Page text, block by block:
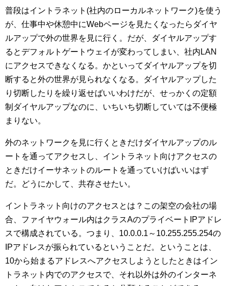
普段はイントラネット(社内のローカルネットワーク)を使う
が、仕事中や休憩中にWebページを見たくなったらダイヤ
ルアップで外の世界を見に行く。だが、ダイヤルアップす
るとデフォルトゲートウェイが変わってしまい、社内LAN
にアクセスできなくなる。かといってダイヤルアップを切
断すると外の世界が見られなくなる。ダイヤルアップした
り切断したりを繰り返せばいいわけだが、せっかくの定額
制ダイヤルアップなのに、いちいち切断していては不便極
まりない。
外のネットワークを見に行くときだけダイヤルアップのル
ートを通ってアクセスし、イントラネット向けアクセスの
ときだけイーサネットのルートを通っていけばいいはず
だ。どうにかして、共存させたい。
イントラネット向けのアクセスとは？この架空の会社の場
合、ファイヤウォール内はクラスAのプライベートIPアドレ
スで構成されている。つまり、10.0.0.1～10.255.255.254の
IPアドレスが振られているということだ。ということは、
10から始まるアドレスへアクセスしようとしたときはイン
トラネット内でのアクセスで、それ以外は外のインターネ